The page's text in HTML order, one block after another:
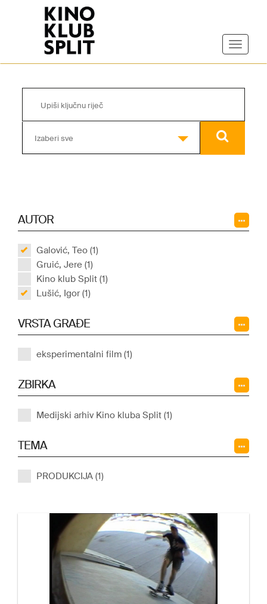
Izaberi sve
AUTOR
Galović, Teo (1)
Gruić, Jere (1)
Kino klub Split (1)
Lušić, Igor (1)
VRSTA GRAĐE
eksperimentalni film (1)
ZBIRKA
Medijski arhiv Kino kluba Split (1)
TEMA
PRODUKCIJA (1)